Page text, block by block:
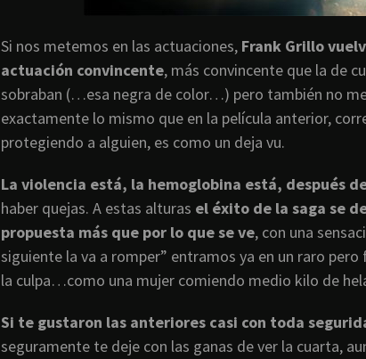
Si nos metemos en las actuaciones, Frank Grillo
actuación convincente, más convincente que la de
sobraban (…esa negra de color…) pero también no
exactamente lo mismo que en la película anterior,
protegiendo a alguien, es como un deja vu.
La violencia está, la hemoglobina está, después
haber quejas. A estas alturas el éxito de la saga se
propuesta más que por lo que se ve, con una
siguiente la va a romper” entramos ya en un raro
la culpa…como una mujer comiendo medio kilo de
Si te gustaron las anteriores casi con toda
seguramente te deje con las ganas de ver la cuarta,